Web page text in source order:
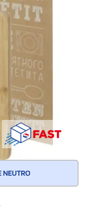
NEUTRO